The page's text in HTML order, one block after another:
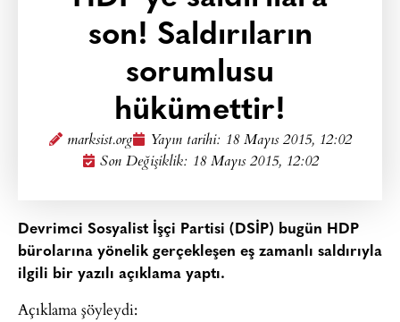
son! Saldırıların
sorumlusu
hükümettir!
marksist.org Yayın tarihi: 18 Mayıs 2015, 12:02
Son Değişiklik: 18 Mayıs 2015, 12:02
Devrimci Sosyalist İşçi Partisi (DSİP) bugün HDP
bürolarına yönelik gerçekleşen eş zamanlı saldırıyla
ilgili bir yazılı açıklama yaptı.
Açıklama şöyleydi: